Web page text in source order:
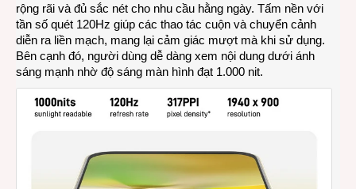
rộng rãi và đủ sắc nét cho nhu cầu hằng ngày. Tấm nền với
tần số quét 120Hz giúp các thao tác cuộn và chuyển cảnh
diễn ra liền mạch, mang lại cảm giác mượt mà khi sử dụng.
Bên cạnh đó, người dùng dễ dàng xem nội dung dưới ánh
sáng mạnh nhờ độ sáng màn hình đạt 1.000 nit.